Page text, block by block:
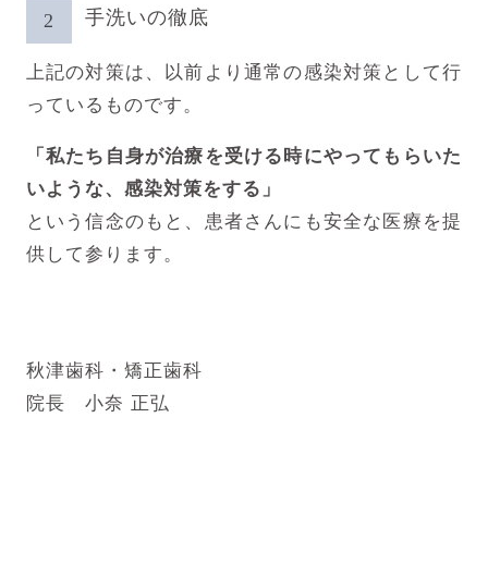
手洗いの徹底
上記の対策は、以前より通常の感染対策として行
っているものです。
「私たち自身が治療を受ける時にやってもらいた
いような、感染対策をする」
という信念のもと、患者さんにも安全な医療を提
供して参ります。
秋津歯科・矯正歯科
院長 小奈 正弘